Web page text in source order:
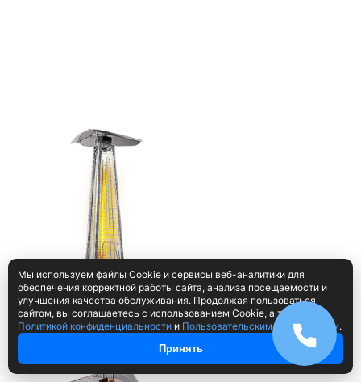
Мы используем файлы Cookie и сервисы веб-аналитики для
обеспечения корректной работы сайта, анализа посещаемости и
улучшения качества обслуживания. Продолжая пользоваться
сайтом, вы соглашаетесь с использованием Cookie, а также с
Политикой конфиденциальности и Пользовательским соглашением.
Принять